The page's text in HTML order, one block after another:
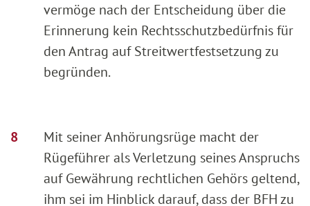
vermöge nach der Entscheidung über die
Erinnerung kein Rechtsschutzbedürfnis für
den Antrag auf Streitwertfestsetzung zu
begründen.
Mit seiner Anhörungsrüge macht der
Rügeführer als Verletzung seines Anspruchs
auf Gewährung rechtlichen Gehörs geltend,
ihm sei im Hinblick darauf, dass der BFH zu